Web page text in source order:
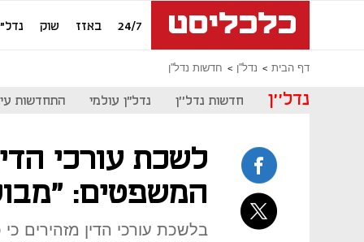
24/7 באזז שוק
דף הבית נדל''ן חדשות נדל''ן
נדל''ן חדשות נדל''ן נדל"ן עולמי התחדשות
לשכת עורכי
המשפטים:
בלשכת עורכי הדין מזהירים